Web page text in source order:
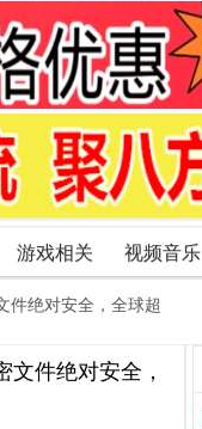
游戏相关 视频音乐
件绝对安全，全球超
件绝对安全，